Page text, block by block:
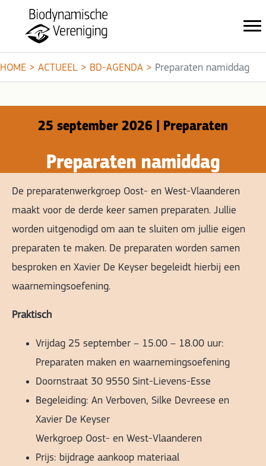
HOME > ACTUEEL > BD-AGENDA > Preparaten namiddag
25 september 2026 | Preparaten
Preparaten namiddag
De preparatenwerkgroep Oost- en West-Vlaanderen
maakt voor de derde keer samen preparaten. Jullie
worden uitgenodigd om aan te sluiten om jullie eigen
preparaten te maken. De preparaten worden samen
besproken en Xavier De Keyser begeleidt hierbij een
waarnemingsoefening.
Praktisch
Vrijdag 25 september – 15.00 – 18.00 uur:
Preparaten maken en waarnemingsoefening
Doornstraat 30 9550 Sint-Lievens-Esse
Begeleiding: An Verboven, Silke Devreese en
Xavier De Keyser
Werkgroep Oost- en West-Vlaanderen
Prijs: bijdrage aankoop materiaal